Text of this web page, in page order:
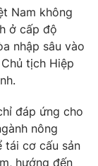
GP-BTTTT
Quốc Thắng,
Nam không
ở cấp độ
nhập sâu vào
tịch Hiệp
đáp ứng cho
nông
tái cơ cấu sản
hướng đến